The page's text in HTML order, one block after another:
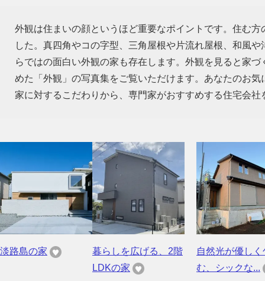
外観は住まいの顔というほど重要なポイントです。住む
した。真四角やコの字型、三角屋根や片流れ屋根、和風
らではの面白い外観の家も存在します。外観を見ると家
めた「外観」の写真集をご覧いただけます。あなたのお
家に対するこだわりから、専門家がおすすめする住宅会社
淡路島の家
暮らしを広げる、2階
LDKの家
自然光が優しく
む、シックな...